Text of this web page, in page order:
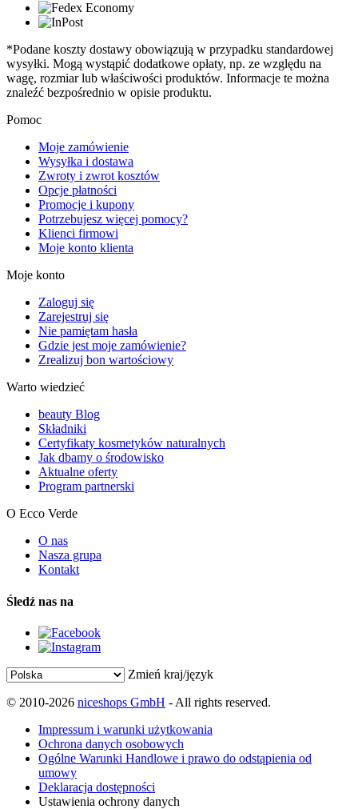
*Podane koszty dostawy obowiązują w przypadku standardowej
wysyłki. Mogą wystąpić dodatkowe opłaty, np. ze względu na
wagę, rozmiar lub właściwości produktów. Informacje te można
znaleźć bezpośrednio w opisie produktu.
Pomoc
Moje zamówienie
Wysyłka i dostawa
Zwroty i zwrot kosztów
Opcje płatności
Promocje i kupony
Potrzebujesz więcej pomocy?
Klienci firmowi
Moje konto klienta
Moje konto
Zaloguj się
Zarejestruj się
Nie pamiętam hasła
Gdzie jest moje zamówienie?
Zrealizuj bon wartościowy
Warto wiedzieć
beauty Blog
Składniki
Certyfikaty kosmetyków naturalnych
Jak dbamy o środowisko
Aktualne oferty
Program partnerski
O Ecco Verde
O nas
Nasza grupa
Kontakt
Śledź nas na
Zmień kraj/język
© 2010-2026 niceshops GmbH - All rights reserved.
Impressum i warunki użytkowania
Ochrona danych osobowych
Ogólne Warunki Handlowe i prawo do odstąpienia od
umowy
Deklaracja dostępności
Ustawienia ochrony danych